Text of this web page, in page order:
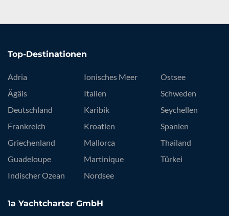
Top-Destinationen
Adria
Ägäis
Deutschland
Frankreich
Griechenland
Guadeloupe
Indischer Ozean
Ionisches Meer
Italien
Karibik
Kroatien
Mallorca
Martinique
Nordsee
Ostsee
Schweden
Seychellen
Spanien
Thailand
Türkei
1a Yachtcharter GmbH